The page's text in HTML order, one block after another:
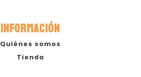
INFORMACIÓN
Quiénes somos
Tienda